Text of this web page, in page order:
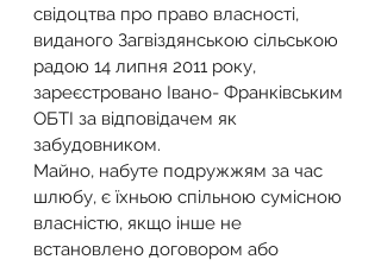
свідоцтва про право власності,
виданого Загвіздянською сільською
радою 14 липня 2011 року,
зареєстровано Івано- Франківським
ОБТІ за відповідачем як
забудовником.
Майно, набуте подружжям за час
шлюбу, є їхньою спільною сумісною
власністю, якщо інше не
встановлено договором або